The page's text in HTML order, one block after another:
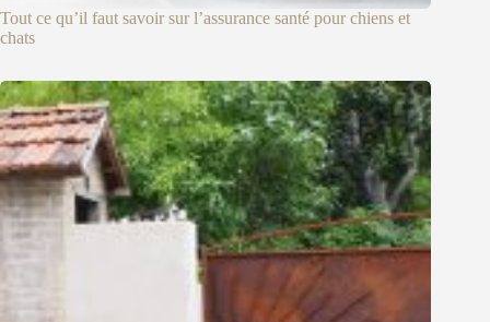
Tout ce qu’il faut savoir sur l’assurance santé pour chiens et
chats